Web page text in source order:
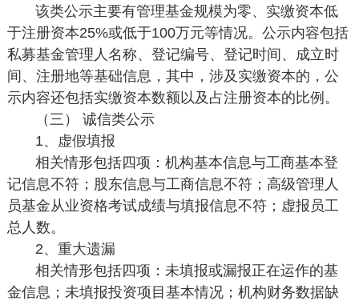
该类公示主要有管理基金规模为零、实缴资本低
于注册资本25%或低于100万元等情况。公示内容包括
私募基金管理人名称、登记编号、登记时间、成立时
间、注册地等基础信息，其中，涉及实缴资本的，公
示内容还包括实缴资本数额以及占注册资本的比例。
（三） 诚信类公示
1、虚假填报
相关情形包括四项：机构基本信息与工商基本登
记信息不符；股东信息与工商信息不符；高级管理人
员基金从业资格考试成绩与填报信息不符；虚报员工
总人数。
2、重大遗漏
相关情形包括四项：未填报或漏报正在运作的基
金信息；未填报投资项目基本情况；机构财务数据缺